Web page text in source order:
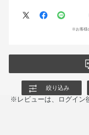
※お客様
絞り込み
※レビューは、ログイン